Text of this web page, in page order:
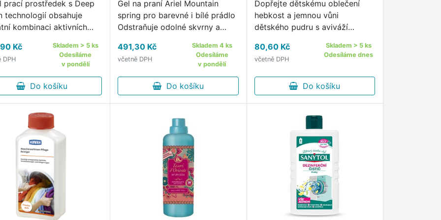
prací prostředek s Deep
technologií obsahuje
kombinaci aktivních
skvrnám Pronikají
do vláken a odstraňují i
Kč
DPH
Skladem > 5 ks
Odesíláme
v pondělí
Do košíku
Gel na praní Ariel Mountain
spring pro barevné i bílé prádlo
Odstraňuje odolné skvrny a
složení bylo navrženo speciálně
pro krátké praní na nízkou
skvrnu, …
491,30 Kč
včetně DPH
Skladem 4 ks
Odesíláme
v pondělí
Do košíku
Dopřejte dětskému oblečení
hebkost a jemnou vůni
dětského pudru s aviváží
80,60 Kč
včetně DPH
Skladem > 5 ks
Odesíláme dnes
Do košíku